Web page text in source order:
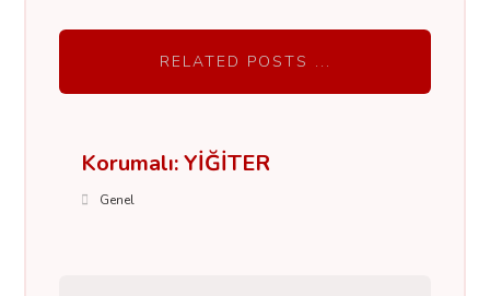
RELATED POSTS ...
Korumalı: YİĞİTER
Genel